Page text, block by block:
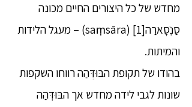
מחדש של כל היצורים החיים מכונה
סַנְֹסָארַה[1] (saṃsāra) – מעגל הלידות
והמיתות.
בהודו של תקופת הבּוּדְּהַה רווחו השקפות
שונות לגבי לידה מחדש אך הבּוּדְּהַה